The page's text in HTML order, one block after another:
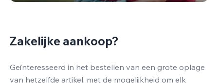
Zakelijke aankoop?
Geïnteresseerd in het bestellen van een grote oplage
van hetzelfde artikel, met de mogelijkheid om elk